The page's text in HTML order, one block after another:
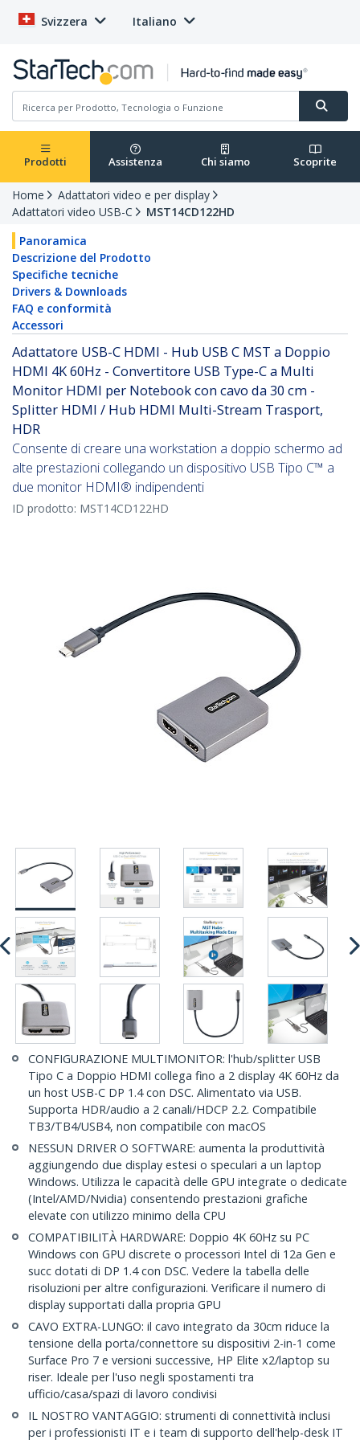
Svizzera Italiano
Prodotti Assistenza Chi siamo Scoprite
Home
Adattatori video e per display
Adattatori video USB-C
MST14CD122HD
Panoramica
Descrizione del Prodotto
Specifiche tecniche
Drivers & Downloads
FAQ e conformità
Accessori
Adattatore USB-C HDMI - Hub USB C MST a Doppio
HDMI 4K 60Hz - Convertitore USB Type-C a Multi
Monitor HDMI per Notebook con cavo da 30 cm -
Splitter HDMI / Hub HDMI Multi-Stream Trasport,
HDR
Consente di creare una workstation a doppio schermo ad
alte prestazioni collegando un dispositivo USB Tipo C™ a
due monitor HDMI® indipendenti
ID prodotto: MST14CD122HD
CONFIGURAZIONE MULTIMONITOR: l'hub/splitter USB
Tipo C a Doppio HDMI collega fino a 2 display 4K 60Hz da
un host USB-C DP 1.4 con DSC. Alimentato via USB.
Supporta HDR/audio a 2 canali/HDCP 2.2. Compatibile
TB3/TB4/USB4, non compatibile con macOS
NESSUN DRIVER O SOFTWARE: aumenta la produttività
aggiungendo due display estesi o speculari a un laptop
Windows. Utilizza le capacità delle GPU integrate o dedicate
(Intel/AMD/Nvidia) consentendo prestazioni grafiche
elevate con utilizzo minimo della CPU
COMPATIBILITÀ HARDWARE: Doppio 4K 60Hz su PC
Windows con GPU discrete o processori Intel di 12a Gen e
succ dotati di DP 1.4 con DSC. Vedere la tabella delle
risoluzioni per altre configurazioni. Verificare il numero di
display supportati dalla propria GPU
CAVO EXTRA-LUNGO: il cavo integrato da 30cm riduce la
tensione della porta/connettore su dispositivi 2-in-1 come
Surface Pro 7 e versioni successive, HP Elite x2/laptop su
riser. Ideale per l'uso negli spostamenti tra
ufficio/casa/spazi di lavoro condivisi
IL NOSTRO VANTAGGIO: strumenti di connettività inclusi
per i professionisti IT e i team di supporto dell'help-desk IT